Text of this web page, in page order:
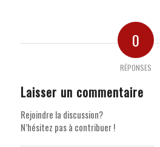
0
RÉPONSES
Laisser un commentaire
Rejoindre la discussion?
N’hésitez pas à contribuer !